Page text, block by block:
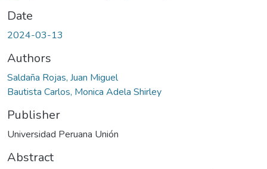
Date
2024-03-13
Authors
Saldaña Rojas, Juan Miguel
Bautista Carlos, Monica Adela Shirley
Publisher
Universidad Peruana Unión
Abstract